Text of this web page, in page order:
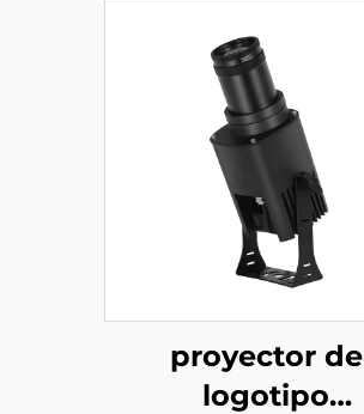
proyector de
logotipo